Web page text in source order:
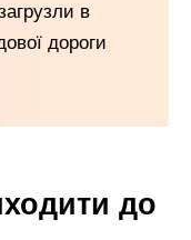
в
дороги
до